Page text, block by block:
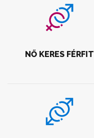
NŐ KERES FÉRFIT